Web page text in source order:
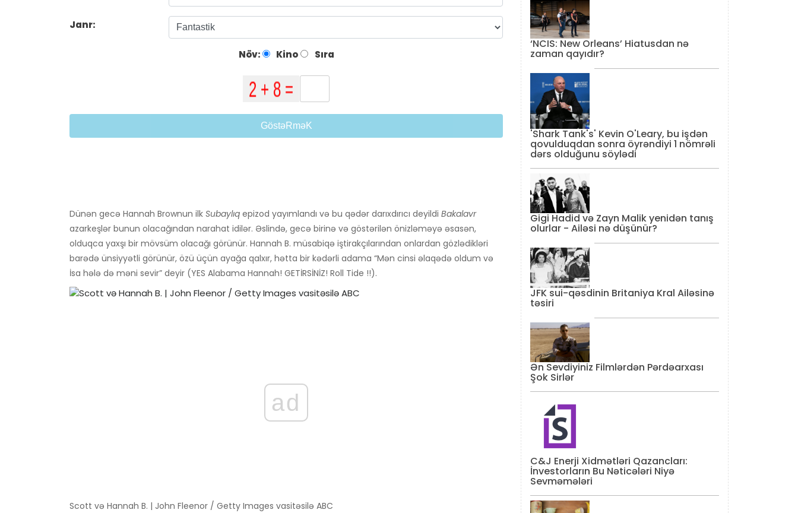
Janr:
Növ: Kino Sıra
GöstəRməK
Dünən gecə Hannah Brownun ilk Subaylıq epizod yayımlandı və bu qədər darıxdırıcı deyildi Bakalavr
azarkeşlər bunun olacağından narahat idilər. Əslində, gecə birinə və göstərilən önizləməyə əsasən,
olduqca yaxşı bir mövsüm olacağı görünür. Hannah B. müsabiqə iştirakçılarından onlardan gözlədikləri
barədə ünsiyyətli görünür, özü üçün ayağa qalxır, hətta bir kədərli adama “Mən cinsi əlaqədə oldum və
İsa hələ də məni sevir” deyir (YES Alabama Hannah! GETİRSİNİZ! Roll Tide !!).
ad
Scott və Hannah B. | John Fleenor / Getty Images vasitəsilə ABC
‘NCIS: New Orleans’ Hiatusdan nə
zaman qayıdır?
'Shark Tank's' Kevin O'Leary, bu işdən
qovulduqdan sonra öyrəndiyi 1 nömrəli
dərs olduğunu söylədi
Gigi Hadid və Zayn Malik yenidən tanış
olurlar - Ailəsi nə düşünür?
JFK sui-qəsdinin Britaniya Kral Ailəsinə
təsiri
Ən Sevdiyiniz Filmlərdən Pərdəarxası
Şok Sirlər
C&J Enerji Xidmətləri Qazancları:
İnvestorların Bu Nəticələri Niyə
Sevməmələri